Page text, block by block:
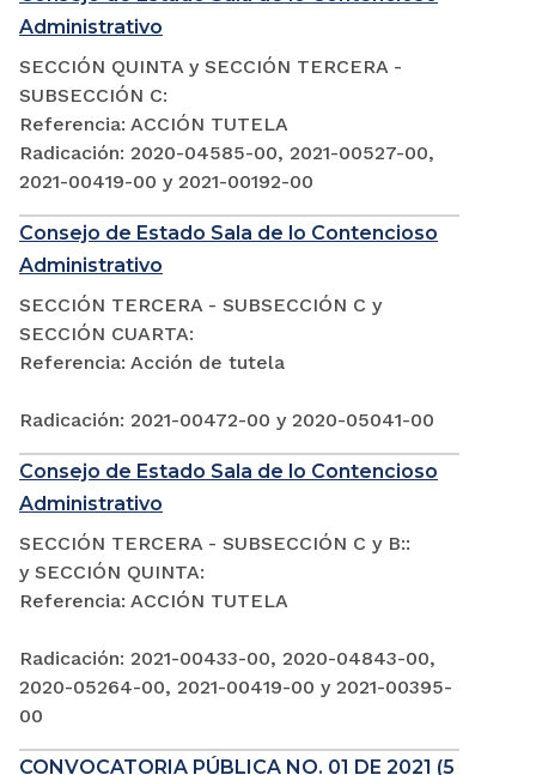
Administrativo
SECCIÓN QUINTA y SECCIÓN TERCERA -
SUBSECCIÓN C:
Referencia: ACCIÓN TUTELA
Radicación: 2020-04585-00, 2021-00527-00,
2021-00419-00 y 2021-00192-00
Consejo de Estado Sala de lo Contencioso
Administrativo
SECCIÓN TERCERA - SUBSECCIÓN C y
SECCIÓN CUARTA:
Referencia: Acción de tutela
Radicación: 2021-00472-00 y 2020-05041-00
Consejo de Estado Sala de lo Contencioso
Administrativo
SECCIÓN TERCERA - SUBSECCIÓN C y B::
y SECCIÓN QUINTA:
Referencia: ACCIÓN TUTELA
Radicación: 2021-00433-00, 2020-04843-00,
2020-05264-00, 2021-00419-00 y 2021-00395-
00
CONVOCATORIA PÚBLICA NO. 01 DE 2021 (5